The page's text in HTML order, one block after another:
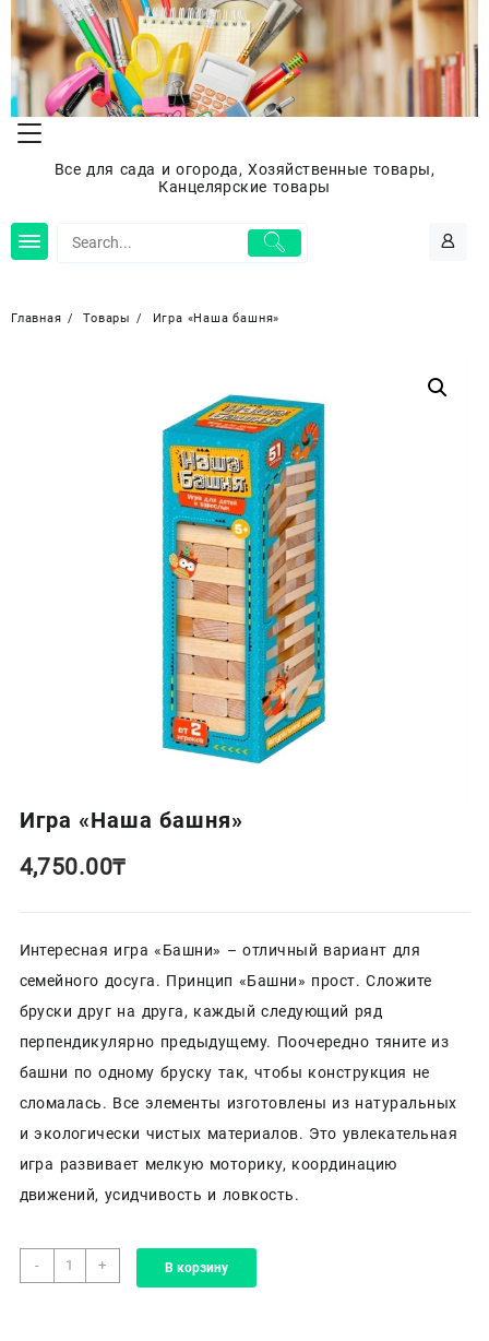
Перейти
содержимому
Все для сада и огорода, Хозяйственные товары,
Канцелярские товары
Главная Товары Игра «Наша башня»
Игра «Наша башня»
4,750.00₸
Интересная игра «Башни» – отличный вариант для
семейного досуга. Принцип «Башни» прост. Сложите
бруски друг на друга, каждый следующий ряд
перпендикулярно предыдущему. Поочередно тяните из
башни по одному бруску так, чтобы конструкция не
сломалась. Все элементы изготовлены из натуральных
и экологически чистых материалов. Это увлекательная
игра развивает мелкую моторику, координацию
движений, усидчивость и ловкость.
-
Количество
товара
+ В корзину